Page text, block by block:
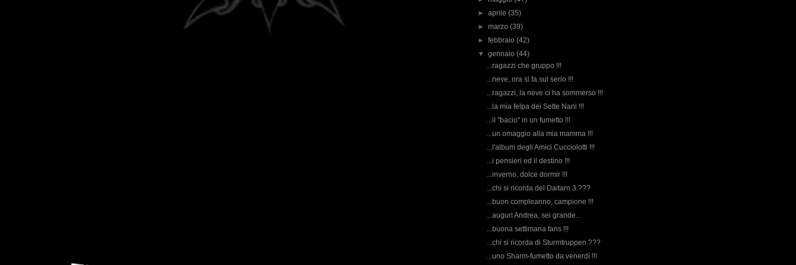
►aprile(35)
►marzo(39)
►febbraio(42)
▼gennaio(44)
...ragazzi che gruppo !!!
...neve, ora si fa sul serio !!!
...ragazzi, la neve ci ha sommerso !!!
...la mia felpa dei Sette Nani !!!
...il "bacio" in un fumetto !!!
...un omaggio alla mia mamma !!!
...l'album degli Amici Cucciolotti !!!
...i pensieri ed il destino !!!
...inverno, dolce dormir !!!
...chi si ricorda del Daitarn 3 ???
...buon compleanno, campione !!!
...auguri Andrea, sei grande...
...buona settimana fans !!!
...chi si ricorda di Sturmtruppen ???
...uno Sharm-fumetto da venerdì !!!